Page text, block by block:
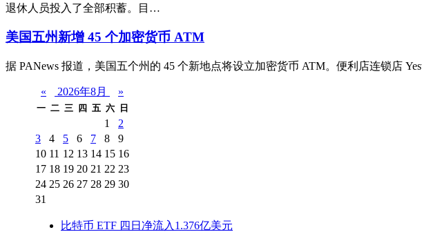
退休人员投入了全部积蓄。目…
美国五州新增 45 个加密货币 ATM
据 PANews 报道，美国五个州的 45 个新地点将设立加密货币 ATM。便利店连锁店
« 2026年8月 »
一 二 三 四 五 六 日
1
2
3
4 5 6 7 8
9
10 11 12 13 14 15 16
17 18 19 20 21 22 23
24 25 26 27 28 29 30
31
比特币 ETF 四日净流入1.376亿美元